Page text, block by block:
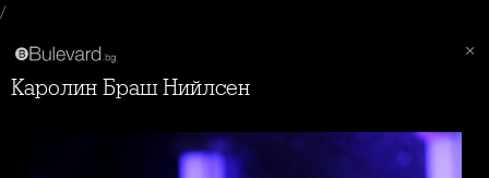
/
Каролин Браш Нийлсен